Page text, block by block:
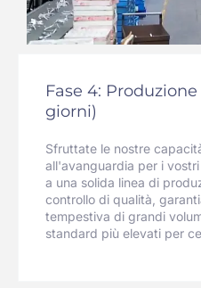
Fase 4: Produzione
giorni)
Sfruttate le nostre
all'avanguardia per i
a una solida linea di
controllo di qualità,
tempestiva di grandi
standard più elevati per